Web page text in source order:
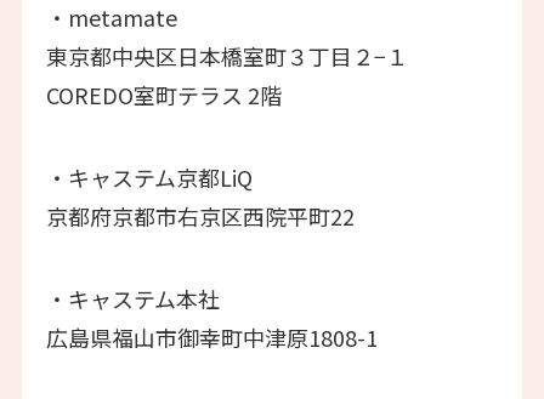
・metamate
東京都中央区日本橋室町３丁目２−１
COREDO室町テラス 2階
・キャステム京都LiQ
京都府京都市右京区西院平町22
・キャステム本社
広島県福山市御幸町中津原1808-1